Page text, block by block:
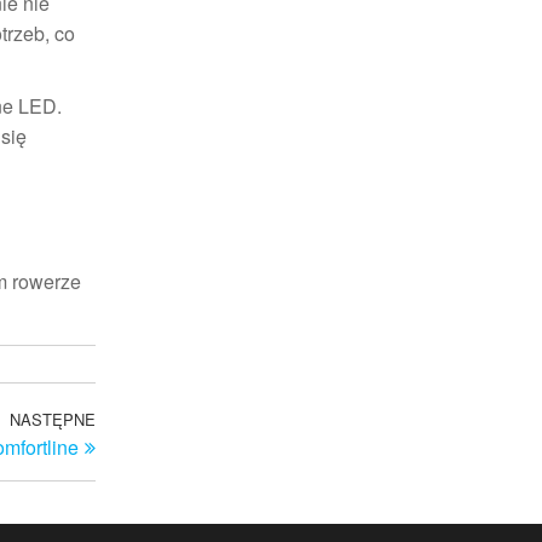
co
LED.
rowerze
Następny
wpis
NASTĘPNE